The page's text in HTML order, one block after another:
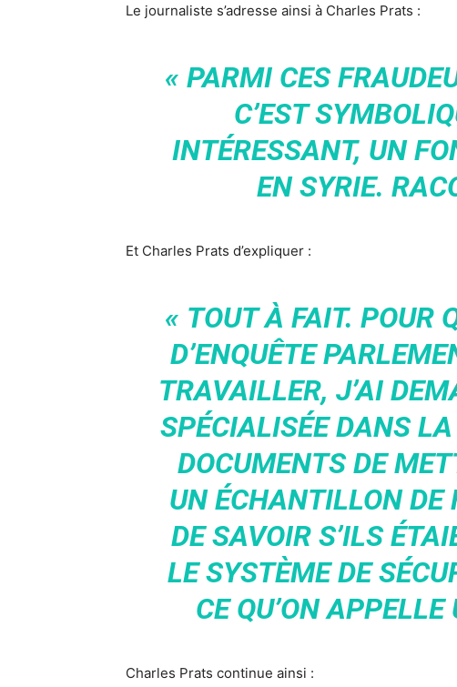
Le journaliste s’adresse ainsi à Charles Prats :
« PARMI CES
C’EST
INTÉRESSANT, UN
EN SYRIE.
Et Charles Prats d’expliquer :
« TOUT À FAIT. POUR
D’ENQUÊTE
TRAVAILLER, J’AI
SPÉCIALISÉE DANS
DOCUMENTS DE
UN ÉCHANTILLON DE
DE SAVOIR S’ILS
LE SYSTÈME DE
CE QU’ON
Charles Prats continue ainsi :